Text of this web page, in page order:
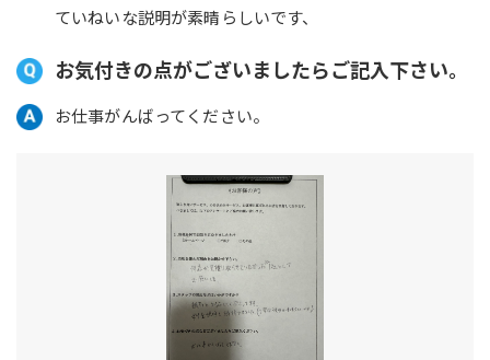
ていねいな説明が素晴らしいです、
お気付きの点がございましたらご記入下さい。
お仕事がんばってください。